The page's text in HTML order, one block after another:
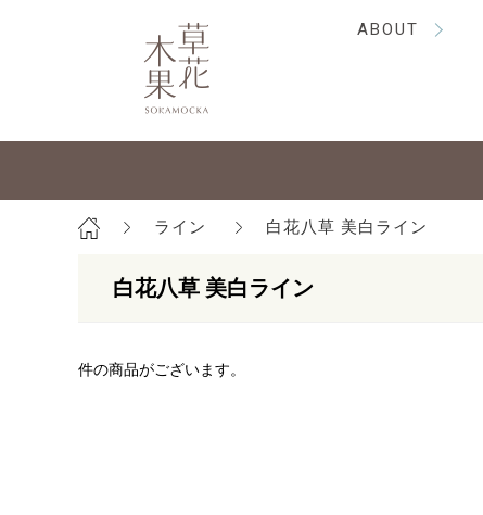
ABOUT
ライン 白花八草 美白ライン
白花八草 美白ライン
件の商品がございます。